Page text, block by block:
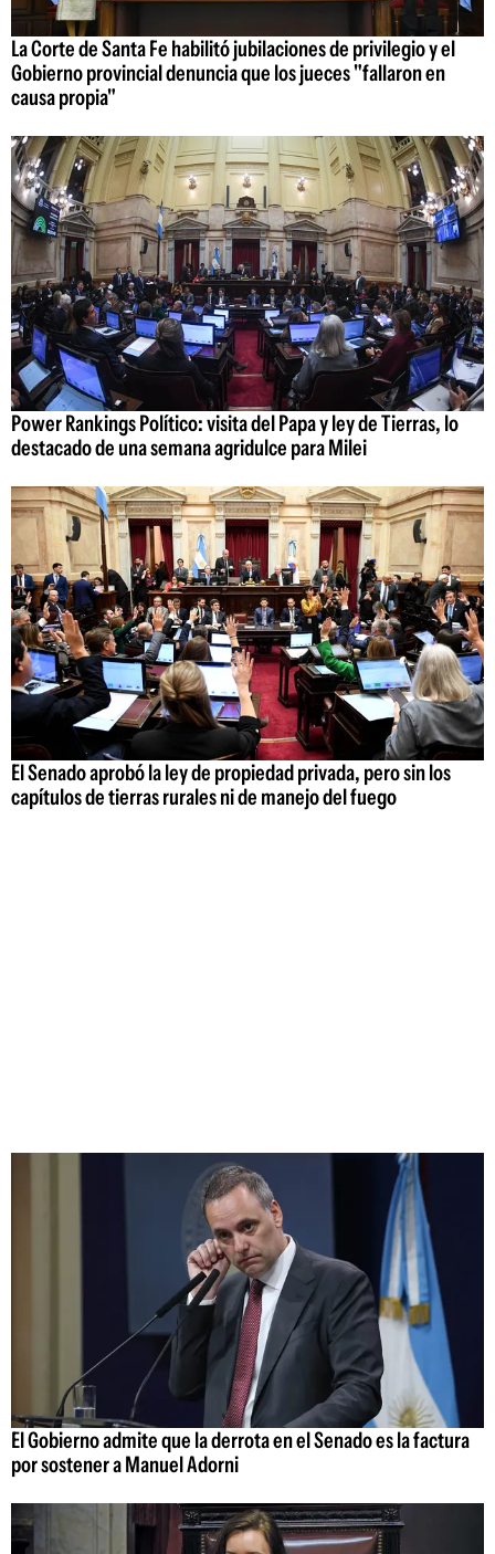
La Corte de Santa Fe habilitó jubilaciones de privilegio y el
Gobierno provincial denuncia que los jueces "fallaron en
causa propia"
Power Rankings Político: visita del Papa y ley de Tierras, lo
destacado de una semana agridulce para Milei
El Senado aprobó la ley de propiedad privada, pero sin los
capítulos de tierras rurales ni de manejo del fuego
El Gobierno admite que la derrota en el Senado es la factura
por sostener a Manuel Adorni